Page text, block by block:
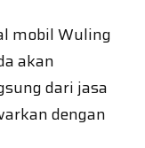
mobil Wuling
akan
dari jasa
dengan